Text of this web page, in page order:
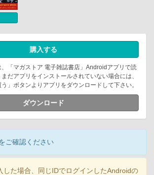
購入する
「マガストア 電子雑誌書店」Androidアプリで読
だアプリをインストールされていない場合には、
」ボタンよりアプリをダウンロードして下さい。
ダウンロード
ご確認ください
た場合、同じIDでログインしたAndroidの